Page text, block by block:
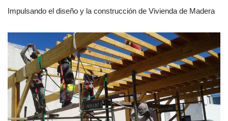
Impulsando el diseño y la construcción de Vivienda de Madera